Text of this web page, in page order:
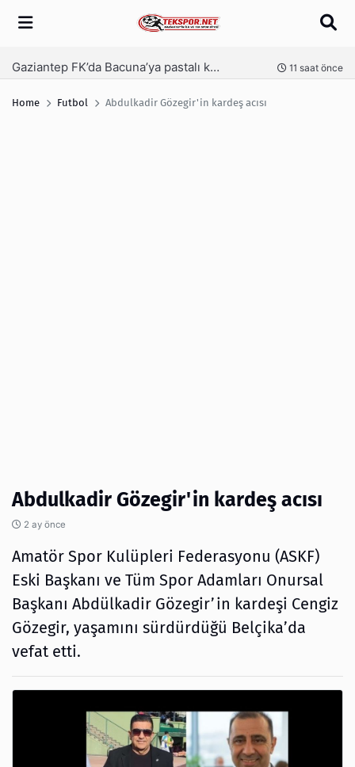
Arama
Gaziantep FK’da Bacuna’ya pastalı karşılama 11 saat önce
Home Futbol Abdulkadir Gözegir'in kardeş acısı
Abdulkadir Gözegir'in kardeş acısı
2 ay önce
Amatör Spor Kulüpleri Federasyonu (ASKF)
Eski Başkanı ve Tüm Spor Adamları Onursal
Başkanı Abdülkadir Gözegir’in kardeşi Cengiz
Gözegir, yaşamını sürdürdüğü Belçika’da
vefat etti.